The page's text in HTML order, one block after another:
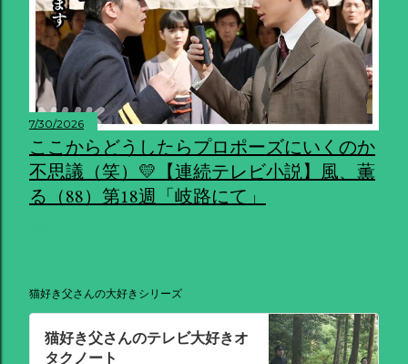
7/30/2026
ここからどうしたらプロポーズにいくのか
不思議（笑）💛【連続テレビ小説】風、薫
る（88）第18週「岐路にて」
猫好き父さんの大好きシリーズ
猫好き父さんのテレビ大好きオ
タクノート